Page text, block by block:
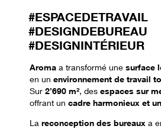
#ESPACEDETRAVAIL
#DESIGNDEBUREAU
#DESIGNINTÉRIEUR
Aroma a transformé une surface
en un environnement de travail
Sur 2’690 m², des espaces sur
offrant un cadre harmonieux et
La reconception des bureaux a